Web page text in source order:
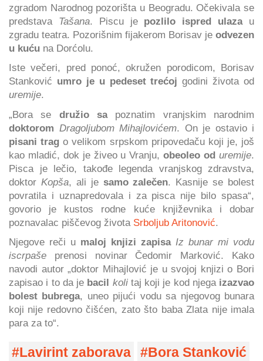
zgradom Narodnog pozorišta u Beogradu. Očekivala se
predstava Tašana. Piscu je pozlilo ispred ulaza u
zgradu teatra. Pozorišnim fijakerom Borisav je odvezen
u kuću na Dorćolu.
Iste večeri, pred ponoć, okružen porodicom, Borisav
Stanković umro je u pedeset trećoj godini života od
uremije.
„Bora se družio sa poznatim vranjskim narodnim
doktorom Dragoljubom Mihajlovićem. On je ostavio i
pisani trag o velikom srpskom pripovedaču koji je, još
kao mladić, dok je živeo u Vranju,obeoleo od uremije.
Pisca je lečio, takođe legenda vranjskog zdravstva,
doktor Kopša, ali je samo zalečen. Kasnije se bolest
povratila i uznapredovala i za pisca nije bilo spasa“,
govorio je kustos rodne kuće književnika i dobar
poznavalac piščevog života Srboljub Aritonović.
Njegove reči u maloj knjizi zapisaIz bunar mi vodu
iscrpaše prenosi novinar Čedomir Marković. Kako
navodi autor „doktor Mihajlović je u svojoj knjizi o Bori
zapisao i to da je bacil kolitaj koji je kod njega izazvao
bolest bubrega, uneo pijući vodu sa njegovog bunara
koji nije redovno čišćen, zato što baba Zlata nije imala
para za to“.
Lavirint zaborava
Bora Stanković